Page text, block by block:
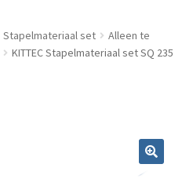
Stapelmateriaal set
Alleen te
KITTEC Stapelmateriaal set SQ 235